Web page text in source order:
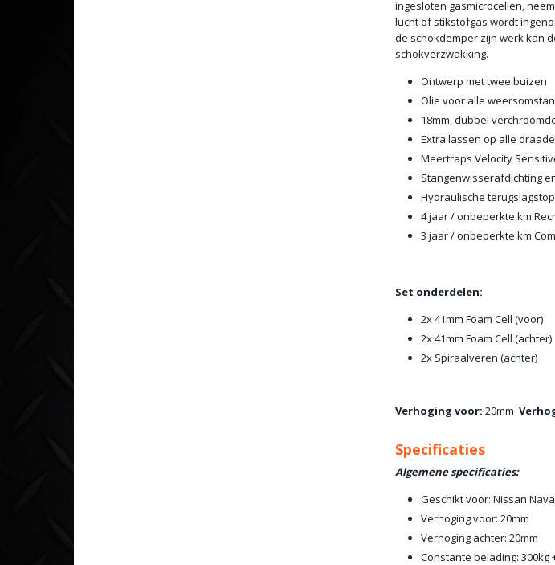
ingesloten gasmicrocellen,
lucht of stikstofgas wordt
de schokdemper zijn werk kan
schokverzwakking.
Ontwerp met twee buizen
Olie voor alle
18mm, dubbel
Extra lassen op alle
Meertraps Velocity
Stangenwisserafdichting
Hydraulische terugslagstop
4 jaar / onbeperkte km
3 jaar / onbeperkte km
Set onderdelen:
2x 41mm Foam Cell (voor)
2x 41mm Foam Cell (achter)
2x Spiraalveren (achter)
Verhoging voor: 20mm
Specificaties
Algemene specificaties:
Geschikt voor: Nissan
Verhoging voor: 20mm
Verhoging achter: 20mm
Constante belading: 300kg